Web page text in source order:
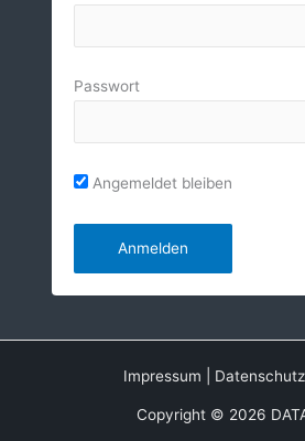
Passwort
Angemeldet bleiben
Impressum
Copyright © 2026